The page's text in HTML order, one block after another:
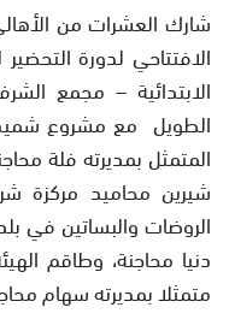
شارك العشرات من
الافتتاحي لدورة
الابتدائية – مجمع
الطويل مع مشروع
المتمثل بمديرته فلة
شيرين محاميد مركزة
الروضات والبساتين في
دنيا محاجنة، وطاقم
متمثلا بمديرته سهام